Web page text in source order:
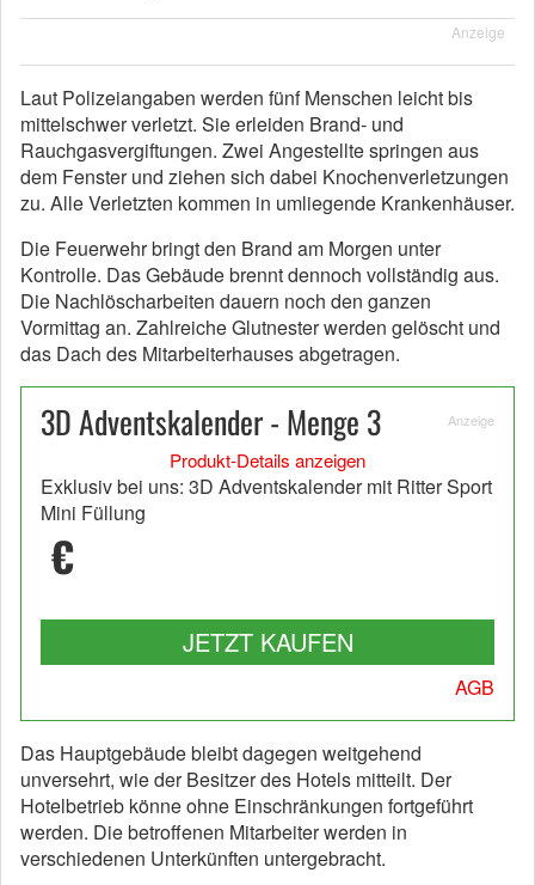
Anzeige
Laut Polizeiangaben werden fünf Menschen leicht bis
mittelschwer verletzt. Sie erleiden Brand- und
Rauchgasvergiftungen. Zwei Angestellte springen aus
dem Fenster und ziehen sich dabei Knochenverletzungen
zu. Alle Verletzten kommen in umliegende Krankenhäuser.
Die Feuerwehr bringt den Brand am Morgen unter
Kontrolle. Das Gebäude brennt dennoch vollständig aus.
Die Nachlöscharbeiten dauern noch den ganzen
Vormittag an. Zahlreiche Glutnester werden gelöscht und
das Dach des Mitarbeiterhauses abgetragen.
3D Adventskalender - Menge 3 Anzeige
Produkt-Details anzeigen
Exklusiv bei uns: 3D Adventskalender mit Ritter Sport
Mini Füllung
€
JETZT KAUFEN
AGB
Das Hauptgebäude bleibt dagegen weitgehend
unversehrt, wie der Besitzer des Hotels mitteilt. Der
Hotelbetrieb könne ohne Einschränkungen fortgeführt
werden. Die betroffenen Mitarbeiter werden in
verschiedenen Unterkünften untergebracht.